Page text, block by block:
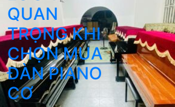
QUAN
TRỌNG KHI
CHỌN MUA
ĐÀN PIANO
CƠ